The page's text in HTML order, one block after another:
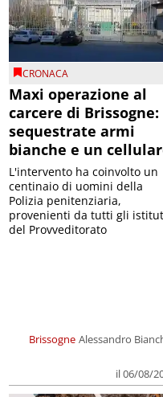
CRONACA
Maxi operazione al
carcere di Brissogne:
sequestrate armi
bianche e un
Brissogne Alessandro
il 06/08/
L'intervento ha coinvolto un
centinaio di uomini della
Polizia penitenziaria,
provenienti da tutti gli
del Provveditorato